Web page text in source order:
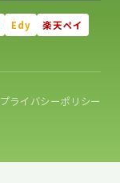
Edy
楽天ペイ
プライバシーポリシー